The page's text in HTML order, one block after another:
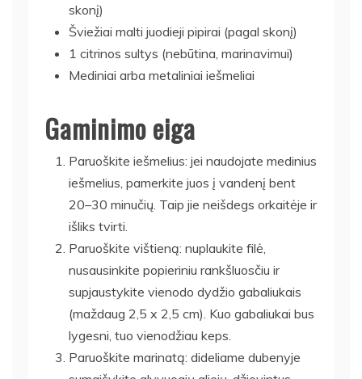
skonį)
Šviežiai malti juodieji pipirai (pagal skonį)
1 citrinos sultys (nebūtina, marinavimui)
Mediniai arba metaliniai iešmeliai
Gaminimo eiga
Paruoškite iešmelius: jei naudojate medinius
iešmelius, pamerkite juos į vandenį bent
20–30 minučių. Taip jie neišdegs orkaitėje ir
išliks tvirti.
Paruoškite vištieną: nuplaukite filė,
nusausinkite popieriniu rankšluosčiu ir
supjaustykite vienodo dydžio gabaliukais
(maždaug 2,5 x 2,5 cm). Kuo gabaliukai bus
lygesni, tuo vienodžiau keps.
Paruoškite marinatą: dideliame dubenyje